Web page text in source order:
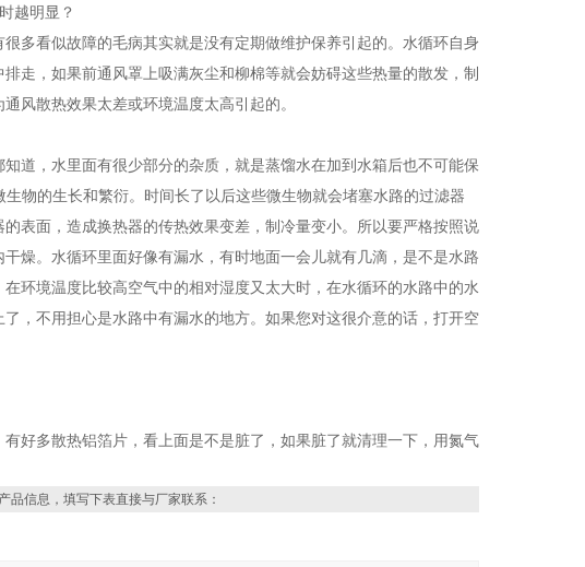
越明显？
多看似故障的毛病其实就是没有定期做维护保养引起的。水循环自身
走，如果前通风罩上吸满灰尘和柳棉等就会妨碍这些热量的散发，制
风散热效果太差或环境温度太高引起的。
道，水里面有很少部分的杂质，就是蒸馏水在加到水箱后也不可能保
物的生长和繁衍。时间长了以后这些微生物就会堵塞水路的过滤器
表面，造成换热器的传热效果变差，制冷量变小。所以要严格按照说
燥。水循环里面好像有漏水，有时地面一会儿就有几滴，是不是水路
环境温度比较高空气中的相对湿度又太大时，在水循环的水路中的水
，不用担心是水路中有漏水的地方。如果您对这很介意的话，打开空
好多散热铝箔片，看上面是不是脏了，如果脏了就清理一下，用氮气
品信息，填写下表直接与厂家联系：